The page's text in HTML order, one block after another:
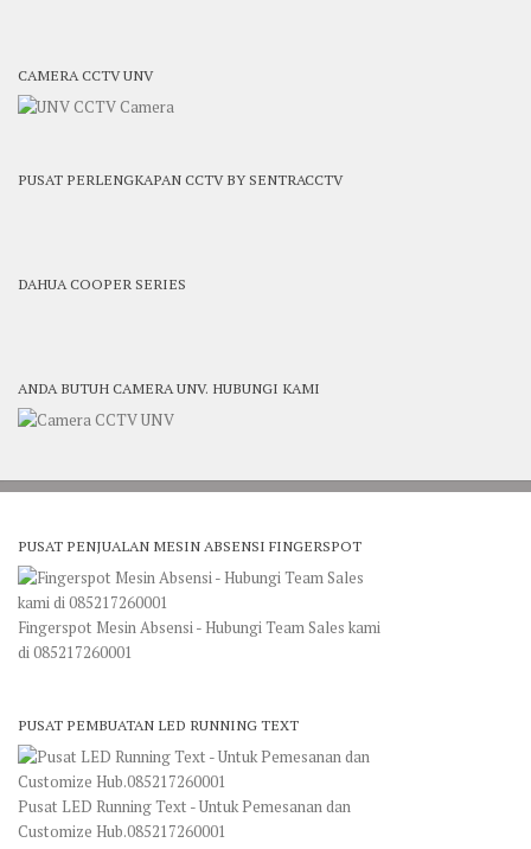
CAMERA CCTV UNV
PUSAT PERLENGKAPAN CCTV BY SENTRACCTV
DAHUA COOPER SERIES
ANDA BUTUH CAMERA UNV. HUBUNGI KAMI
PUSAT PENJUALAN MESIN ABSENSI FINGERSPOT
Fingerspot Mesin Absensi - Hubungi Team Sales kami
di 085217260001
PUSAT PEMBUATAN LED RUNNING TEXT
Pusat LED Running Text - Untuk Pemesanan dan
Customize Hub.085217260001